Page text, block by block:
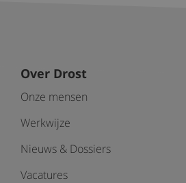
Over Drost
Onze mensen
Werkwijze
Nieuws & Dossiers
Vacatures